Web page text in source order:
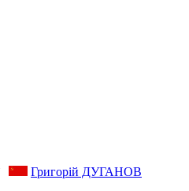
Григорій ДУГАНОВ